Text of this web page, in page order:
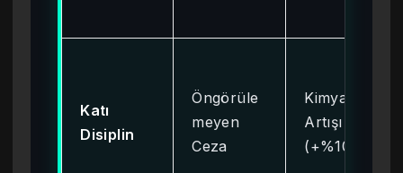
Katı
Disiplin
Öngörüle
meyen
Ceza
Kimya
Artışı
(+%10)